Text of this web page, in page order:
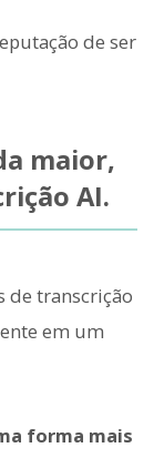
de ser
maior,
AI.
de transcrição
em um
forma mais